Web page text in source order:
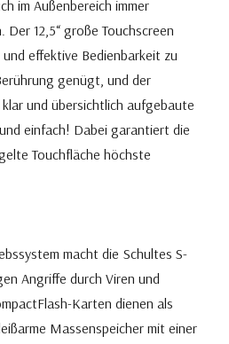
im Außenbereich immer
12,5“ große Touchscreen
effektive Bedienbarkeit zu
genügt, und der
und übersichtlich aufgebaute
einfach! Dabei garantiert die
Touchfläche höchste
macht die Schultes S-
Angriffe durch Viren und
Karten dienen als
Massenspeicher mit einer